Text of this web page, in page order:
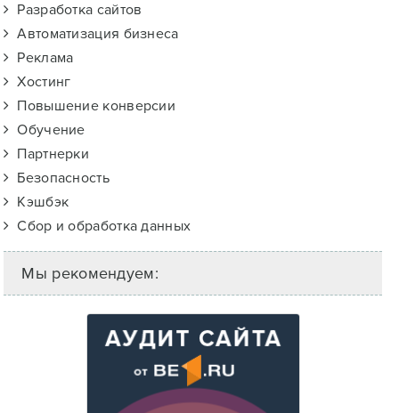
Разработка сайтов
Автоматизация бизнеса
Реклама
Хостинг
Повышение конверсии
Обучение
Партнерки
Безопасность
Кэшбэк
Сбор и обработка данных
Мы рекомендуем: